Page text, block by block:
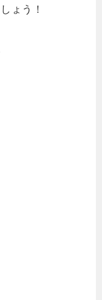
ょう！